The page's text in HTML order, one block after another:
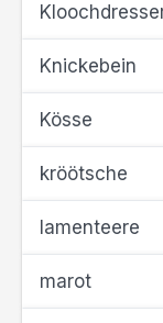
Knickebein
Kösse
kröötsche
lamenteere
marot